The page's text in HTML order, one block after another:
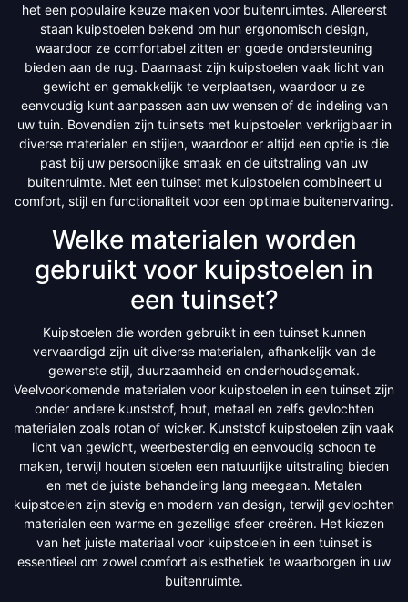
het een populaire keuze maken voor buitenruimtes. Allereerst
staan kuipstoelen bekend om hun ergonomisch design,
waardoor ze comfortabel zitten en goede ondersteuning
bieden aan de rug. Daarnaast zijn kuipstoelen vaak licht van
gewicht en gemakkelijk te verplaatsen, waardoor u ze
eenvoudig kunt aanpassen aan uw wensen of de indeling van
uw tuin. Bovendien zijn tuinsets met kuipstoelen verkrijgbaar in
diverse materialen en stijlen, waardoor er altijd een optie is die
past bij uw persoonlijke smaak en de uitstraling van uw
buitenruimte. Met een tuinset met kuipstoelen combineert u
comfort, stijl en functionaliteit voor een optimale buitenervaring.
Welke materialen worden
gebruikt voor kuipstoelen in
een tuinset?
Kuipstoelen die worden gebruikt in een tuinset kunnen
vervaardigd zijn uit diverse materialen, afhankelijk van de
gewenste stijl, duurzaamheid en onderhoudsgemak.
Veelvoorkomende materialen voor kuipstoelen in een tuinset zijn
onder andere kunststof, hout, metaal en zelfs gevlochten
materialen zoals rotan of wicker. Kunststof kuipstoelen zijn vaak
licht van gewicht, weerbestendig en eenvoudig schoon te
maken, terwijl houten stoelen een natuurlijke uitstraling bieden
en met de juiste behandeling lang meegaan. Metalen
kuipstoelen zijn stevig en modern van design, terwijl gevlochten
materialen een warme en gezellige sfeer creëren. Het kiezen
van het juiste materiaal voor kuipstoelen in een tuinset is
essentieel om zowel comfort als esthetiek te waarborgen in uw
buitenruimte.